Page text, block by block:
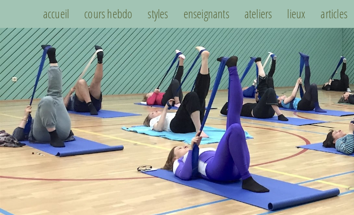
accueil cours hebdo styles enseignants ateliers lieux articles